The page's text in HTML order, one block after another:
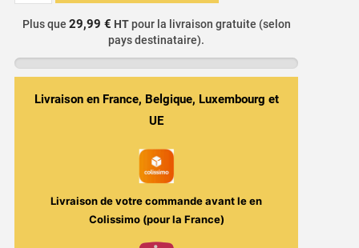
GTi
Vaporesso
Plus que 29,99 € HTpour la livraison gratuite (selon
pays destinataire).
Livraison en France, Belgique, Luxembourg et
UE
Livraison de votre commande avant leen
Colissimo (pour la France)